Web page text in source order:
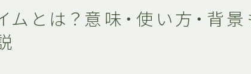
ムとは？意味・使い方・背